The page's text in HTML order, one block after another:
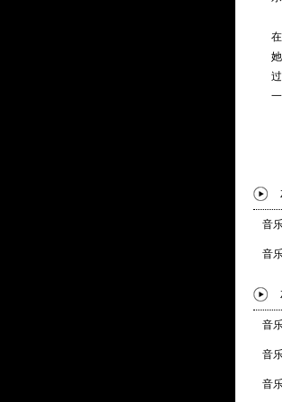
音
音
音
音
音